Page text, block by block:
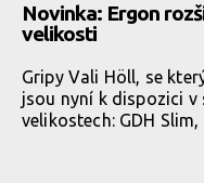
Novinka: Ergon
velikosti
Gripy Vali Höll, se
jsou nyní k dispozici v
velikostech: GDH Slim,